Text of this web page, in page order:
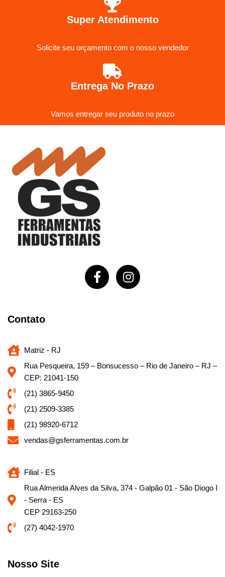
Super Atendimento
Solicite seu orçamento com o nosso vendedor
Entrega No Prazo
Vamos entregar seu produto no prazo
Contato
Matriz - RJ
Rua Pesqueira, 159 – Bonsucesso – Rio de Janeiro – RJ –
CEP: 21041-150
(21) 3865-9450
(21) 2509-3385
(21) 98920-6712
vendas@gsferramentas.com.br
Filial - ES
Rua Almerida Alves da Silva, 374 - Galpão 01 - São Diogo I
- Serra - ES
CEP 29163-250
(27) 4042-1970
Nosso Site